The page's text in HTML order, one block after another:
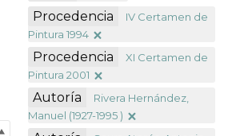
Procedencia
IV Certamen de
Pintura 1994
Procedencia
XI Certamen de
Pintura 2001
Autoría
Rivera Hernández,
Manuel (1927-1995 )